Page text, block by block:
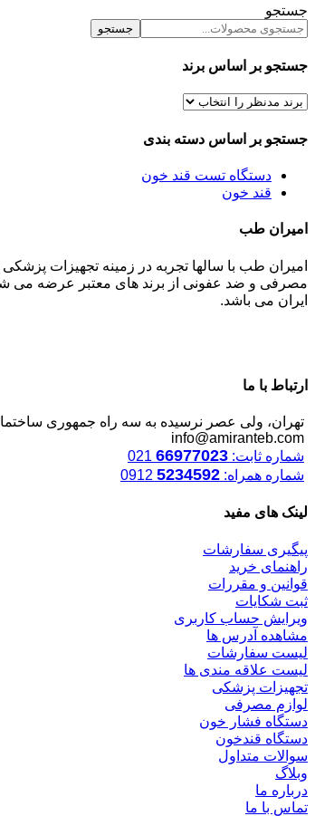
جستجو
جستجو
جستجو بر اساس برند
جستجو بر اساس دسته بندی
دستگاه تست قند خون
قند خون
امیران طب
امیران طب با سالها تجربه در زمینه تجهیزات
مصرفی و ضد عفونی از برند های معتبر عرضه می
ایران می باشد.
ارتباط با ما
تهران، ولی عصر نرسیده به سه راه جمهوری ساختمان
info@amiranteb.com
شماره ثابت: 66977023
شماره همراه: 5234592
لینک های مفید
پیگیری سفارشات
راهنمای خرید
قوانین و مقررات
ثبت شکایات
ویرایش حساب کاربری
مشاهده آدرس ها
لیست سفارشات
لیست علاقه مندی ها
تجهیزات پزشکی
لوازم مصرفی
دستگاه فشار خون
دستگاه قندخون
سوالات متداول
وبلاگ
درباره ما
تماس با ما